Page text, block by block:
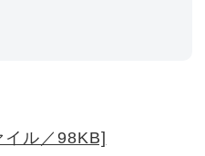
ル／98KB]